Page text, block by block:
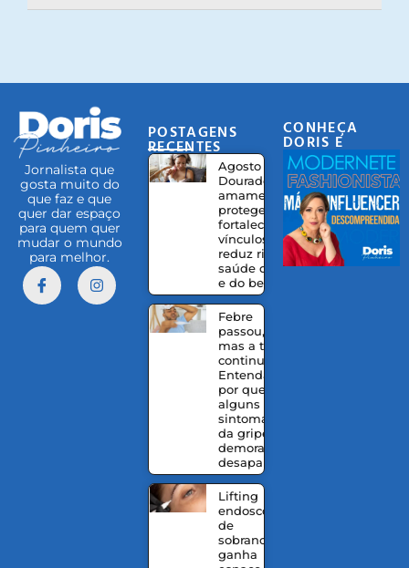
Jornalista que
gosta muito do
que faz e que
quer dar espaço
para quem quer
mudar o mundo
para melhor.
POSTAGENS
RECENTES
Agosto
Dourado:
amamentação
protege,
fortalece
vínculos e
reduz riscos à
saúde da mãe
e do bebê
Febre
passou,
mas a tosse
continua?
Entenda
por que
alguns
sintomas
da gripe
demoram a
desaparecer
Lifting
endoscópico
de
sobrancelhas
ganha
CONHEÇA
DORIS E
EQUIPE